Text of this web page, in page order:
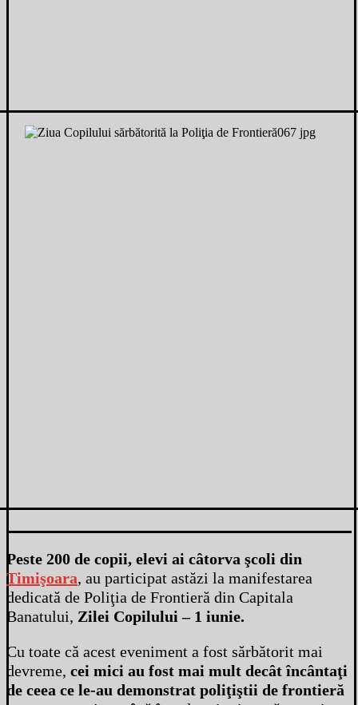
Peste 200 de copii, elevi ai câtorva şcoli din
Timişoara, au participat astăzi la manifestarea
dedicată de Poliţia de Frontieră din Capitala
Banatului, Zilei Copilului – 1 iunie.
Cu toate că acest eveniment a fost sărbătorit mai
devreme, cei mici au fost mai mult decât încântaţi
de ceea ce le-au demonstrat poliţiştii de frontieră